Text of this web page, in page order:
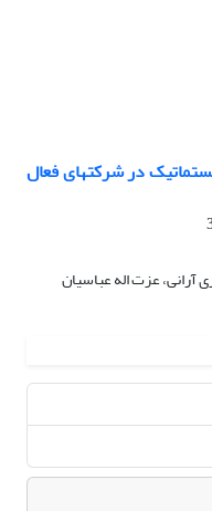
در شرکت­های فعال
عزت اله عباسیان